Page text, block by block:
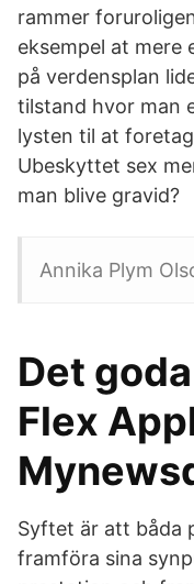
rammer
eksempel at mere
på verdensplan
tilstand hvor man
lysten til at
Ubeskyttet sex
man blive gravid?
Annika Plym
Det
Flex
Syftet är att båda
framföra sina